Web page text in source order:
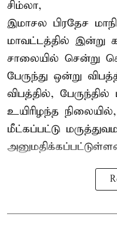
சிம்லா,
இமாசல பிரதேச
மாவட்டத்தில் இன்று
சாலையில் சென்று
பேருந்து ஒன்று
விபத்தில்,
உயிரிழந்த
மீட்கப்பட்டு